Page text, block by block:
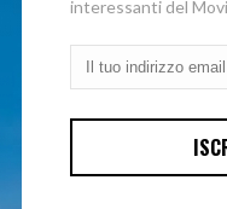
interessanti del